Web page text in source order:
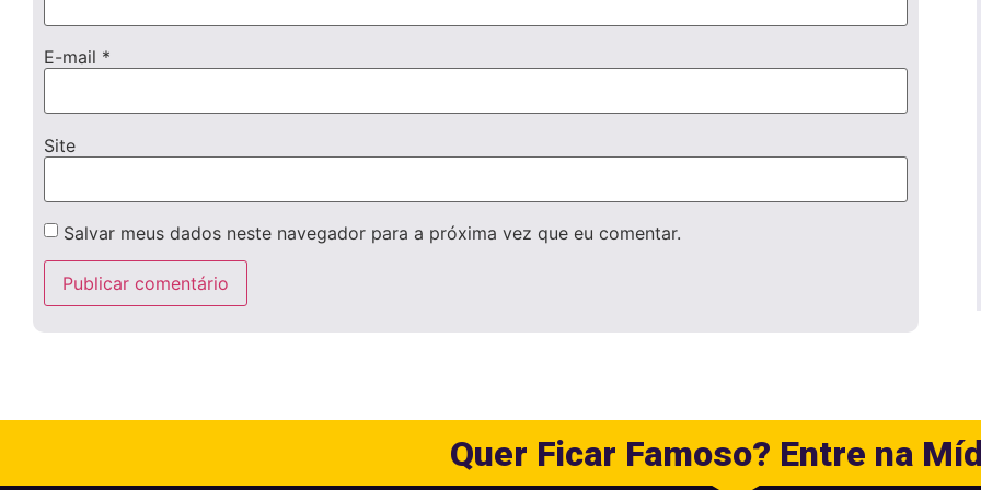
E-mail *
Site
Salvar meus dados neste navegador para a próxima vez que eu comentar.
Quer Ficar Famoso? Entre na